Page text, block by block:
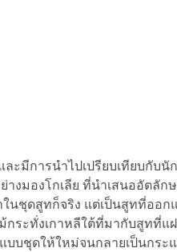
ะมีการนำไปเปรียบเทียบกับ
งมองโกเลีย ที่นำเสนออัตลั
นชุดสูทก็จริง แต่เป็นสูทที่ออก
ระทั่งเกาหลีใต้ที่มากับสูทที่แฝ
บบชุดให้ใหม่จนกลายเป็นกร